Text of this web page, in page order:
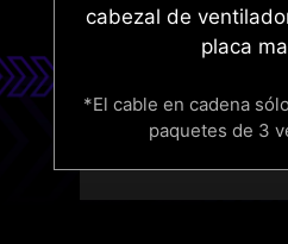
cabezal de
placa
*El cable en cadena
paquetes de 3